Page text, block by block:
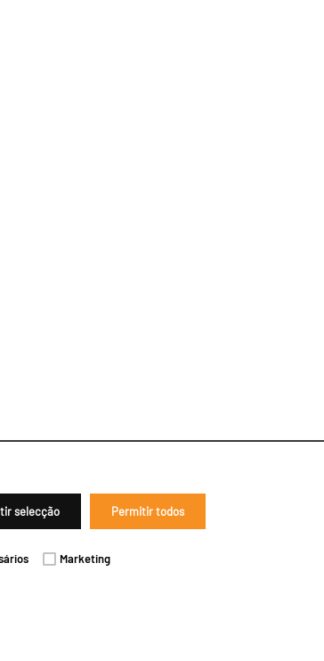
selecção Permitir todos
Marketing